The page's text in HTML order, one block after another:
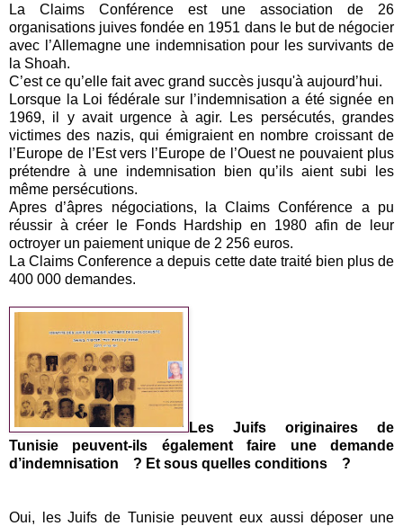
La Claims Conférence est une association de 26
organisations juives fondée en 1951 dans le but de négocier
avec l’Allemagne une indemnisation pour les survivants de
la Shoah.
C’est ce qu’elle fait avec grand succès jusqu'à aujourd’hui.
Lorsque la Loi fédérale sur l’indemnisation a été signée en
1969, il y avait urgence à agir. Les persécutés, grandes
victimes des nazis, qui émigraient en nombre croissant de
l’Europe de l’Est vers l’Europe de l’Ouest ne pouvaient plus
prétendre à une indemnisation bien qu’ils aient subi les
même persécutions.
Apres d’âpres négociations, la Claims Conférence a pu
réussir à créer le Fonds Hardship en 1980 afin de leur
octroyer un paiement unique de 2 256 euros.
La Claims Conference a depuis cette date traité bien plus de
400 000 demandes.
Les Juifs originaires de
Tunisie peuvent-ils également faire une demande
d’indemnisation ? Et sous quelles conditions ?
Oui, les Juifs de Tunisie peuvent eux aussi déposer une